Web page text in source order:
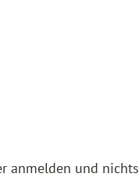
anmelden und nichts